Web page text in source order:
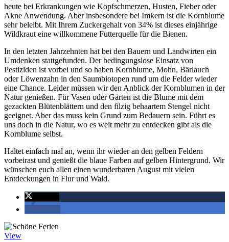
heute bei Erkrankungen wie Kopfschmerzen, Husten, Fieber oder
Akne Anwendung. Aber insbesondere bei Imkern ist die Kornblume
sehr beleibt. Mit Ihrem Zuckergehalt von 34% ist dieses einjährige
Wildkraut eine willkommene Futterquelle für die Bienen.
In den letzten Jahrzehnten hat bei den Bauern und Landwirten ein
Umdenken stattgefunden. Der bedingungslose Einsatz von
Pestiziden ist vorbei und so haben Kornblume, Mohn, Bärlauch
oder Löwenzahn in den Saumbiotopen rund um die Felder wieder
eine Chance. Leider müssen wir den Anblick der Kornblumen in der
Natur genießen. Für Vasen oder Gärten ist die Blume mit dem
gezackten Blütenblättern und den filzig behaartem Stengel nicht
geeignet. Aber das muss kein Grund zum Bedauern sein. Führt es
uns doch in die Natur, wo es weit mehr zu entdecken gibt als die
Kornblume selbst.
Haltet einfach mal an, wenn ihr wieder an den gelben Feldern
vorbeirast und genießt die blaue Farben auf gelben Hintergrund. Wir
wünschen euch allen einen wunderbaren August mit vielen
Entdeckungen in Flur und Wald.
View